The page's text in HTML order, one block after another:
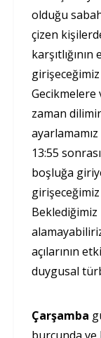
olduğu
çizen
Gecikmelere
zaman
13:55
boşluğa
açılarının
duygusal
Çarşamba